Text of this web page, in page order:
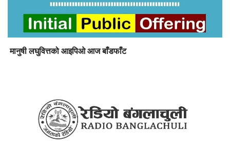
मानुषी लघुवित्तको आइपिओ आज बाँडफाँट